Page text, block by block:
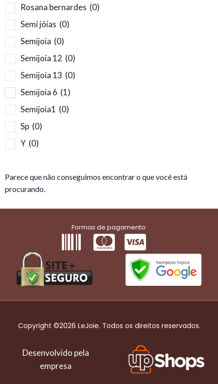
Rosana bernardes (0)
Semi jóias (0)
Semijoia (0)
Semijoia 12 (0)
Semijoia 13 (0)
Semijoia 6 (1)
Semijoia1 (0)
Sp (0)
Y (0)
Parece que não conseguimos encontrar o que você está
procurando.
Formas de pagamento:
Copyright ©2026 LeJoie. Todos os direitos reservados.
Desenvolvido pela
empresa